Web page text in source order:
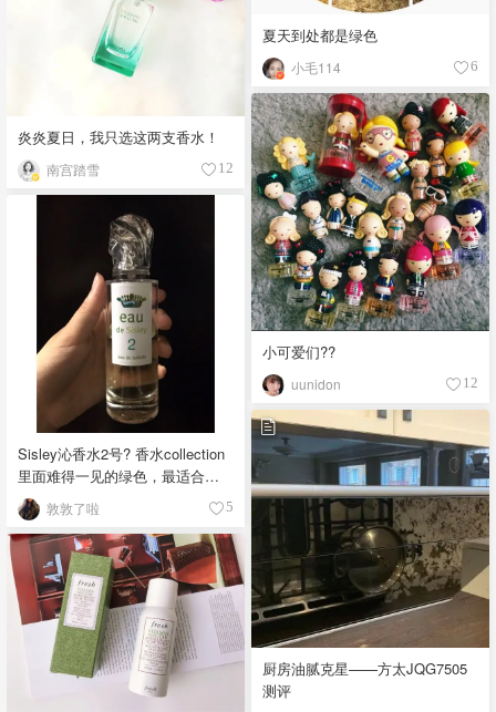
华，同时还增添了一味白麝香～
可以睡前喷喷，或者慵懒的清晨
用它来唤醒肌肤? 虽然留香时间比
较短，但大多数女孩子一定会喜
欢的！（我用它来喷内衣?）
有惊喜，绿茶味很浓是没错，但
个人觉得就是市面上你能闻到的
绿茶味。当然撇开这个不说她的
支香水时不会选择穿她出去。打
卡完结撒花。 ｛绿茶逃逸｝我最
后什么都没看到。河水太长，回
忆太短，而我却清楚的想起了那
天的夕阳，把整个河面铺成金黄
色的海，我站在十几岁的年纪里
往未来望，一片光亮。“虽有珠
玉，不如黄金。虽有神仙，不如
少年。”晚安。
夏天到处都是绿色
小毛114 6
炎炎夏日，我只选这两支香水！
南宫踏雪 12
小可爱们??
uunidon 12
Sisley沁香水2号? 香水collection
里面难得一见的绿色，最适合夏
天的味道。清新里带着不易察觉
的甜味，持久度还挺不错，我妈
前几天还破天荒说我香水好闻了?
前调：小豆蔻，佛手柑 中调：睡
莲，埃及茉莉，仙客来，玫瑰 后
调：广藿香，香根草，雪松，檀
香
敦敦了啦 5
厨房油腻克星——方太JQG7505
测评